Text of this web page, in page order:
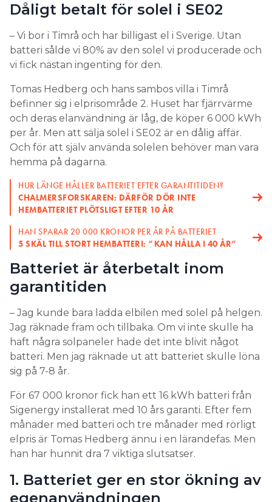
Dåligt betalt för solel i SE02
– Vi bor i Timrå och har billigast el i Sverige. Utan
batteri sålde vi 80% av den solel vi producerade och
vi fick nästan ingenting för den.
Tomas Hedberg och hans sambos villa i Timrå
befinner sig i elprisområde 2. Huset har fjärrvärme
och deras elanvändning är låg, de köper 6 000 kWh
per år. Men att sälja solel i SE02 är en dålig affär.
Och för att själv använda solelen behöver man vara
hemma på dagarna.
HUR LÄNGE HÅLLER BATTERIET EFTER GARANTITIDEN?
CHALMERSFORSKAREN: DÄRFÖR DÖR INTE
HEMBATTERIET PLÖTSLIGT EFTER 10 ÅR
HAN SPARAR 20 000 KRONOR PER ÅR PÅ BATTERIET
5 SKÄL TILL STORT HEMBATTERI: ”KAN HÅLLA I 40 ÅR”
Batteriet är återbetalt inom
garantitiden
– Jag kunde bara ladda elbilen med solel på helgen.
Jag räknade fram och tillbaka. Om vi inte skulle ha
haft några solpaneler hade det inte blivit något
batteri. Men jag räknade ut att batteriet skulle löna
sig på 7-8 år.
För 67 000 kronor fick han ett 16 kWh batteri från
Sigenergy installerat med 10 års garanti. Efter fem
månader med batteri och tre månader med rörligt
elpris är Tomas Hedberg ännu i en lärandefas. Men
han har hunnit dra 7 viktiga slutsatser.
1. Batteriet ger en stor ökning av
egenanvändningen